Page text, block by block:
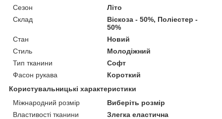
Сезон
Літо
Склад
Віскоза - 50%, Поліестер -
50%
Стан
Новий
Стиль
Молодіжний
Тип тканини
Софт
Фасон рукава
Короткий
Користувальницькі характеристики
Міжнародний розмір
Виберіть розмір
Властивості тканини
Злегка еластична